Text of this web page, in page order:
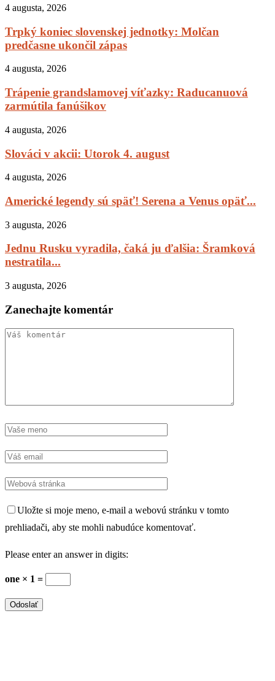
4 augusta, 2026
Trpký koniec slovenskej jednotky: Molčan
predčasne ukončil zápas
4 augusta, 2026
Trápenie grandslamovej víťazky: Raducanuová
zarmútila fanúšikov
4 augusta, 2026
Slováci v akcii: Utorok 4. august
4 augusta, 2026
Americké legendy sú späť! Serena a Venus opäť...
3 augusta, 2026
Jednu Rusku vyradila, čaká ju ďalšia: Šramková
nestratila...
3 augusta, 2026
Zanechajte komentár
Uložte si moje meno, e-mail a webovú stránku v tomto
prehliadači, aby ste mohli nabudúce komentovať.
Please enter an answer in digits:
one × 1 =